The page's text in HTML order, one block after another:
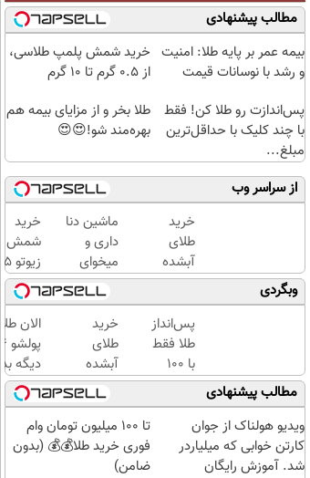
مطالب پیشنهادی
بیمه عمر بر پایه طلا: امنیت
و رشد با نوسانات قیمت
خرید شمش پلمپ طلاسی،
از ۰.۵ گرم تا ۱۰ گرم
پس‌اندازت رو طلا کن! فقط
با چند کلیک با حداقل‌ترین
مبلغ...
طلا بخر و از مزایای بیمه هم
بهره‌مند شو!😍😍
از سراسر وب
خرید
طلای
آبشده
حتی با
۱۰۰هزارتومان
ماشین دنا
داری و
میخوای
بفروشی؟؟
اینجا
راحت و
سریع
بفروش
خرید
شمش
گرمی
عیار
| ضد
جعل و
پلمپ
وبگردی
پس‌انداز
طلا فقط
با ۱۰۰
هزارتومان
(امن و
راحت)
خرید
طلای
آبشده
حتی با
۱۰۰هزارتومان
الان
دیگه
طلا با
بی‌بهره
مطالب پیشنهادی
ویدیو هولناک از جوان
کارتن خوابی که میلیاردر
شد. آموزش رایگان
تا 100 میلیون تومان وام
فوری خرید طلا💰💰 (بدون
ضامن)